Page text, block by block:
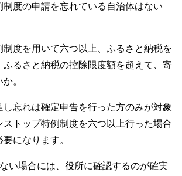
制度の申請を忘れている自治体はない
制度を用いて六つ以上、ふるさと納税を
ふるさと納税の控除限度額を超えて、寄
。
し忘れは確定申告を行った方のみが対象
ストップ特例制度を六つ以上行った場合
になります。
い場合には、役所に確認するのが確実